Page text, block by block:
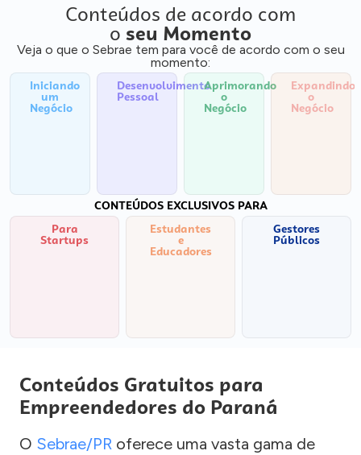
Conteúdos de acordo com
o seu Momento
Veja o que o Sebrae tem para você de acordo com o seu
momento:
Iniciando
um
Negócio
Desenvolvimento
Pessoal
Aprimorando
o
Negócio
Expandindo
o
Negócio
CONTEÚDOS EXCLUSIVOS PARA
Para
Startups
Estudantes
e
Educadores
Gestores
Públicos
Conteúdos Gratuitos para
Empreendedores do Paraná
O Sebrae/PR oferece uma vasta gama de